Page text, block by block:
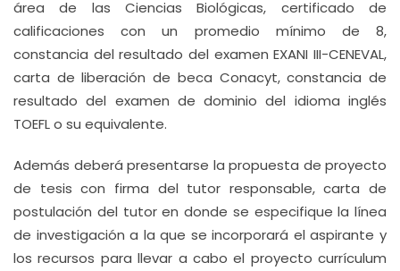
área de las Ciencias Biológicas, certificado de
calificaciones con un promedio mínimo de 8,
constancia del resultado del examen EXANI III-CENEVAL,
carta de liberación de beca Conacyt, constancia de
resultado del examen de dominio del idioma inglés
TOEFL o su equivalente.
Además deberá presentarse la propuesta de proyecto
de tesis con firma del tutor responsable, carta de
postulación del tutor en donde se especifique la línea
de investigación a la que se incorporará el aspirante y
los recursos para llevar a cabo el proyecto currículum